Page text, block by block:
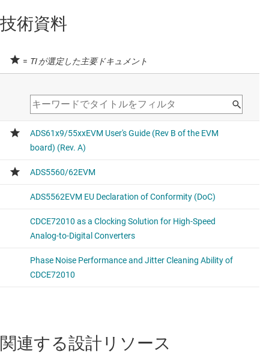
技術資料
= TI が選定した主要ドキュメント
関連する設計リソース